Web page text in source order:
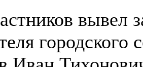
вывел
городского